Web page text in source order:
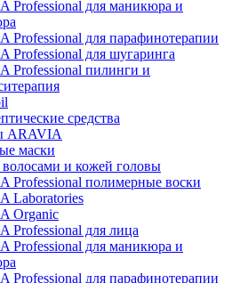
Professional для маникюра и
Professional для парафинотерапии
Professional для шугаринга
Professional пилинги и
средства
ARAVIA
маски
волосами и кожей головы
Professional полимерные воски
Laboratories
Organic
Professional для лица
Professional для маникюра и
Professional для парафинотерапии